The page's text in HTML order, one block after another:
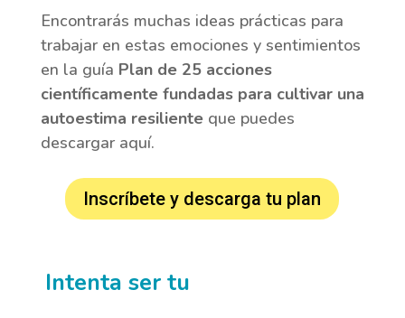
Encontrarás muchas ideas prácticas para
trabajar en estas emociones y sentimientos
en la guía Plan de 25 acciones
científicamente fundadas para cultivar una
autoestima resiliente que puedes
descargar aquí.
Inscríbete y descarga tu plan
Intenta ser tu